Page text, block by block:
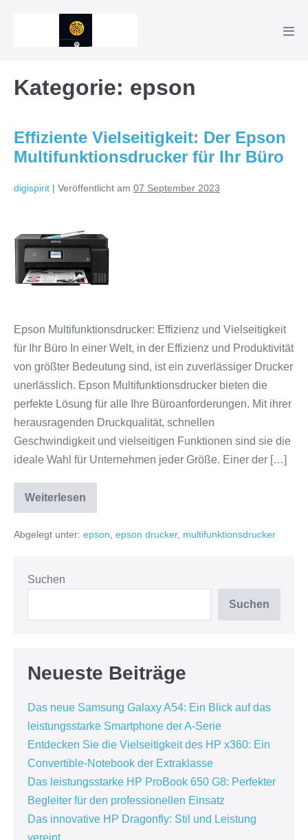
Kategorie: epson
Effiziente Vielseitigkeit: Der Epson
Multifunktionsdrucker für Ihr Büro
digispirit | Veröffentlicht am 07 September 2023
Vielseitigkeit:
Der
Epson
Ihr
Büro
Epson Multifunktionsdrucker: Effizienz und Vielseitigkeit
für Ihr Büro In einer Welt, in der Effizienz und Produktivität
von größter Bedeutung sind, ist ein zuverlässiger Drucker
unerlässlich. Epson Multifunktionsdrucker bieten die
perfekte Lösung für alle Ihre Büroanforderungen. Mit ihrer
herausragenden Druckqualität, schnellen
Geschwindigkeit und vielseitigen Funktionen sind sie die
ideale Wahl für Unternehmen jeder Größe. Einer der […]
Weiterlesen
Effiziente
Vielseitigkeit:
Epson
Büro
Abgelegt unter: epson epson drucker, multifunktionsdrucker
Suchen
Suchen
Neueste Beiträge
Das neue Samsung Galaxy A54: Ein Blick auf das
leistungsstarke Smartphone der A-Serie
Entdecken Sie die Vielseitigkeit des HP x360: Ein
Convertible-Notebook der Extraklasse
Das leistungsstarke HP ProBook 650 G8: Perfekter
Begleiter für den professionellen Einsatz
Das innovative HP Dragonfly: Stil und Leistung
vereint